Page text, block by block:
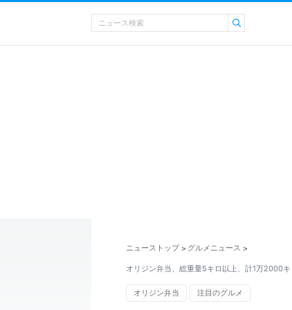
ニューストップ > グルメニュース >
オリジン弁当、総重量5キロ以上、計1万2000
オリジン弁当 注目のグルメ